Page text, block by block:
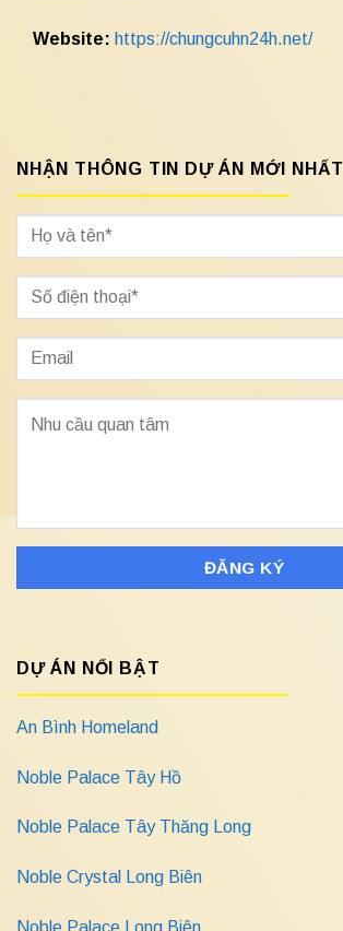
Website: https://chungcuhn24h.net/
NHẬN THÔNG TIN DỰ ÁN MỚI NHẤT
DỰ ÁN NỔI BẬT
An Bình Homeland
Noble Palace Tây Hồ
Noble Palace Tây Thăng Long
Noble Crystal Long Biên
Noble Palace Long Biên